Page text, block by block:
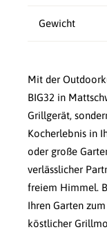
Gewicht
Mit der
BIG32 in
Grillgerät,
Kocherlebnis in
oder große
verlässlicher
freiem Himmel.
Ihren Garten
köstlicher